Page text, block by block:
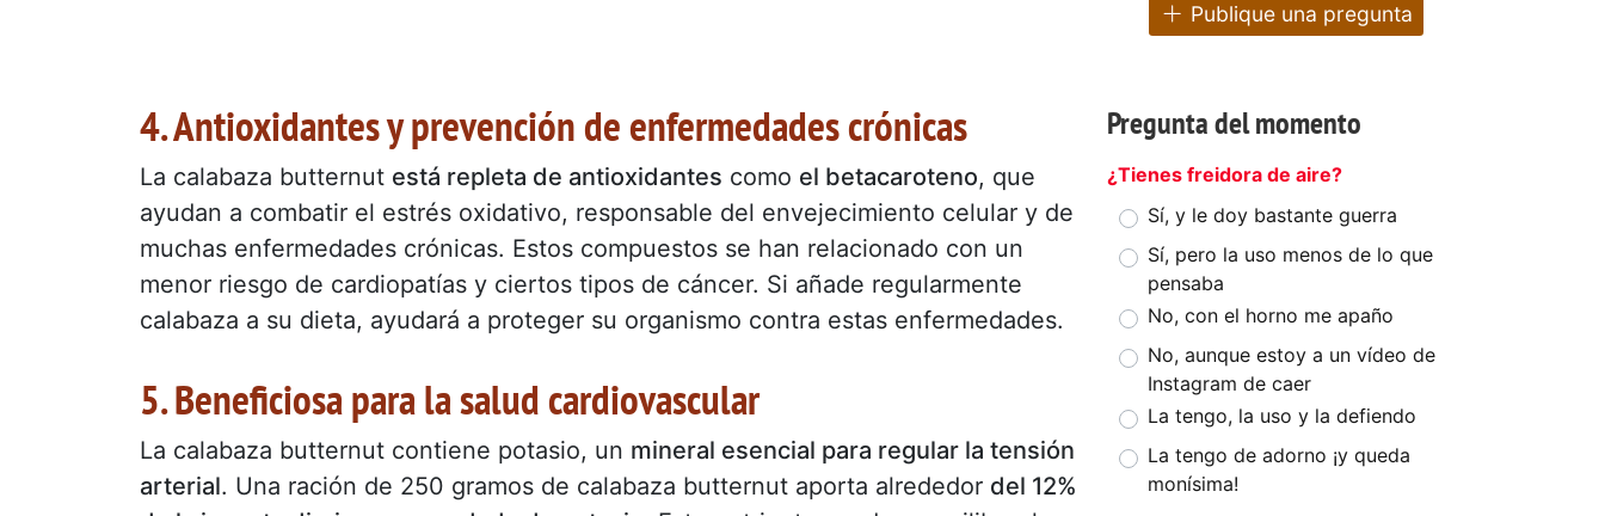
4. Antioxidantes y prevención de enfermedades crónicas
La calabaza butternut está repleta de antioxidantes como el betacaroteno, que
ayudan a combatir el estrés oxidativo, responsable del envejecimiento celular y de
muchas enfermedades crónicas. Estos compuestos se han relacionado con un
menor riesgo de cardiopatías y ciertos tipos de cáncer. Si añade regularmente
calabaza a su dieta, ayudará a proteger su organismo contra estas enfermedades.
5. Beneficiosa para la salud cardiovascular
La calabaza butternut contiene potasio, un mineral esencial para regular la tensión
arterial. Una ración de 250 gramos de calabaza butternut aporta alrededor del 12%
Publique una pregunta
Pregunta del momento
¿Tienes freidora de aire?
Sí, y le doy bastante guerra
Sí, pero la uso menos de lo que
pensaba
No, con el horno me apaño
No, aunque estoy a un vídeo de
Instagram de caer
La tengo, la uso y la defiendo
La tengo de adorno ¡y queda
monísima!